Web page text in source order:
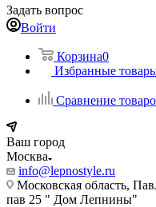
Задать вопрос
Войти
Корзина0
Избранные
Сравнение
Ваш город
Москва
info@lepnostyle.ru
Московская область,
пав 25 " Дом Лепнины"